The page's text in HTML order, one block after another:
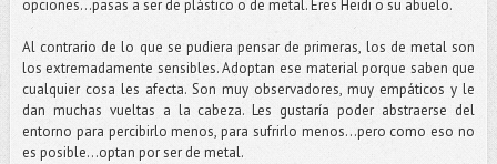
opciones…pasas a ser de plástico o de metal. Eres Heidi o su abuelo.
Al contrario de lo que se pudiera pensar de primeras, los de metal son
los extremadamente sensibles. Adoptan ese material porque saben que
cualquier cosa les afecta. Son muy observadores, muy empáticos y le
dan muchas vueltas a la cabeza. Les gustaría poder abstraerse del
entorno para percibirlo menos, para sufrirlo menos...pero como eso no
es posible...optan por ser de metal.